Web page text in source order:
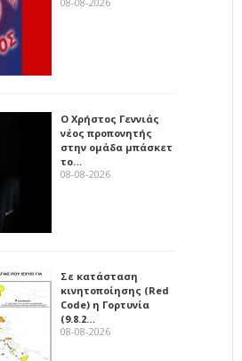
Ο Χρήστος Γεννιάς
νέος προπονητής
στην ομάδα μπάσκετ
το…
08-08-2026
Σε κατάσταση
κινητοποίησης (Red
Code) η Γορτυνία
(9.8.2…
08-08-2026